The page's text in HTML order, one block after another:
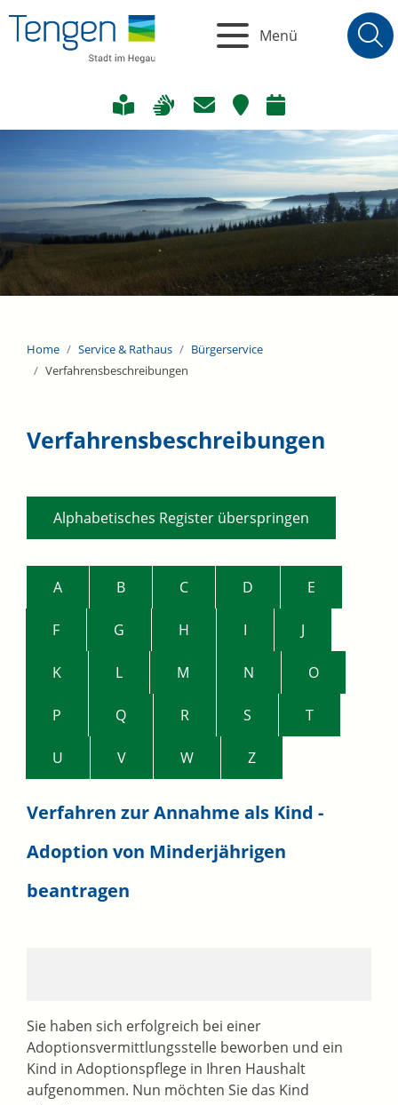
Menü
Home Service & Rathaus
Bürgerservice
Verfahrensbeschreibungen
Verfahrensbeschreibungen
Alphabetisches Register überspringen
A B C D E
F G H I J
K L M N O
P Q R S T
U V W Z
Verfahren zur Annahme als Kind -
Adoption von Minderjährigen
beantragen
Sie haben sich erfolgreich bei einer
Adoptionsvermittlungsstelle beworben und ein
Kind in Adoptionspflege in Ihren Haushalt
aufgenommen. Nun möchten Sie das Kind